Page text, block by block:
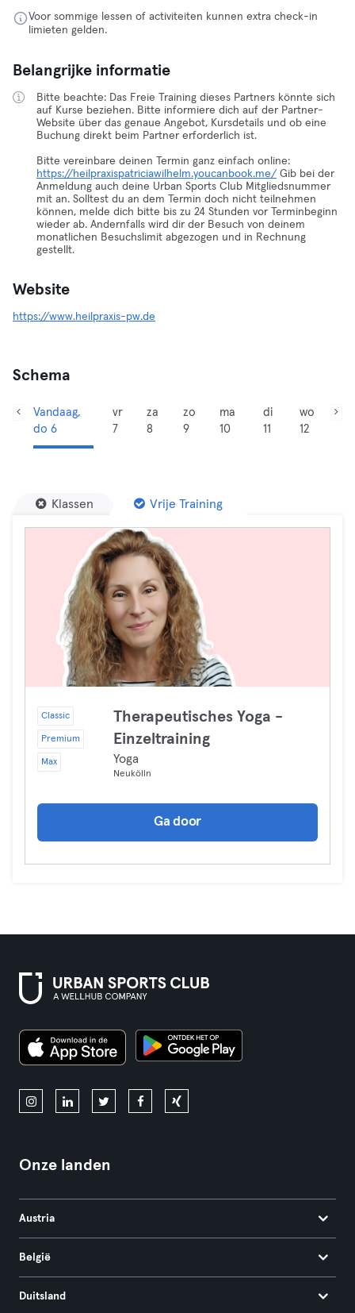
Voor sommige lessen of activiteiten kunnen extra check-in
limieten gelden.
Belangrijke informatie
Bitte beachte: Das Freie Training dieses Partners könnte sich
auf Kurse beziehen. Bitte informiere dich auf der Partner-
Website über das genaue Angebot, Kursdetails und ob eine
Buchung direkt beim Partner erforderlich ist.
Bitte vereinbare deinen Termin ganz einfach online:
https://heilpraxispatriciawilhelm.youcanbook.me/ Gib bei der
Anmeldung auch deine Urban Sports Club Mitgliedsnummer
mit an. Solltest du an dem Termin doch nicht teilnehmen
können, melde dich bitte bis zu 24 Stunden vor Terminbeginn
wieder ab. Andernfalls wird dir der Besuch von deinem
monatlichen Besuchslimit abgezogen und in Rechnung
gestellt.
Website
https://www.heilpraxis-pw.de
Schema
Vandaag,
do 6
vr
7
za
8
zo
9
ma
10
di
11
wo
12
Klassen Vrije Training
Classic
Premium
Max
Therapeutisches Yoga -
Einzeltraining
Yoga
Neukölln
Ga door
Onze landen
Austria
België
Duitsland